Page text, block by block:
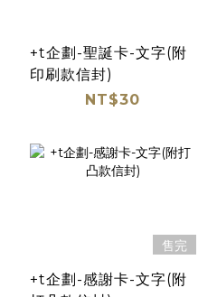
+t企劃-聖誕卡-文字(附
印刷款信封)
NT$30
售完
+t企劃-感謝卡-文字(附